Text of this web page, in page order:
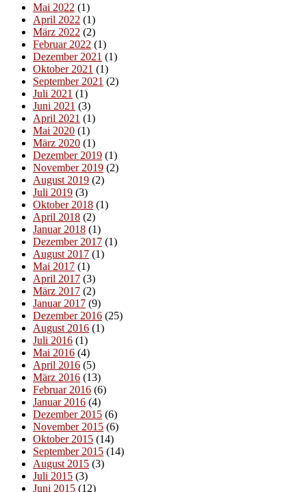
Mai 2022 (1)
April 2022 (1)
März 2022 (2)
Februar 2022 (1)
Dezember 2021 (1)
Oktober 2021 (1)
September 2021 (2)
Juli 2021 (1)
Juni 2021 (3)
April 2021 (1)
Mai 2020 (1)
März 2020 (1)
Dezember 2019 (1)
November 2019 (2)
August 2019 (2)
Juli 2019 (3)
Oktober 2018 (1)
April 2018 (2)
Januar 2018 (1)
Dezember 2017 (1)
August 2017 (1)
Mai 2017 (1)
April 2017 (3)
März 2017 (2)
Januar 2017 (9)
Dezember 2016 (25)
August 2016 (1)
Juli 2016 (1)
Mai 2016 (4)
April 2016 (5)
März 2016 (13)
Februar 2016 (6)
Januar 2016 (4)
Dezember 2015 (6)
November 2015 (6)
Oktober 2015 (14)
September 2015 (14)
August 2015 (3)
Juli 2015 (3)
Juni 2015 (12)